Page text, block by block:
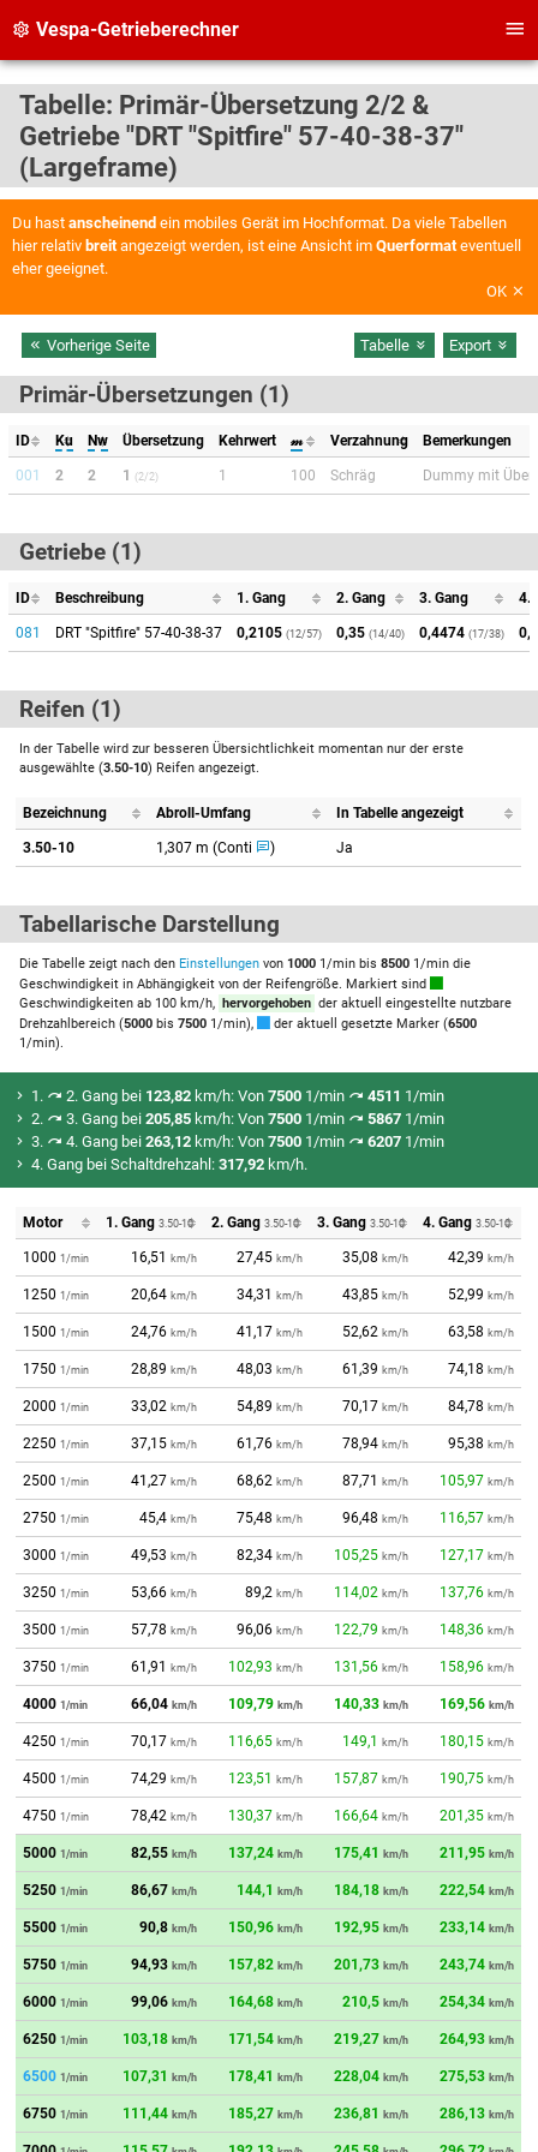
Vespa-Getrieberechner
Tabelle: Primär-Übersetzung 2/2 &
Getriebe "DRT "Spitfire" 57-40-38-37"
(Largeframe)
Du hast anscheinend ein mobiles Gerät im Hochformat. Da viele Tabellen
hier relativ breitangezeigt werden, ist eine Ansicht im Querformateventuell
eher geeignet.
OK
Vorherige Seite Tabelle Export
Primär-Übersetzungen (1)
ID Ku Nw Übersetzung Kehrwert 𝓂 Verzahnung Bemerkungen
001 2 2 1 (2/2) 1 100 Schräg Dummy mit
Getriebe (1)
ID Beschreibung 1. Gang 2. Gang 3. Gang 4.
081 DRT "Spitfire" 57-40-38-37 0,2105 (12/57) 0,35 (14/40) 0,4474 (17/38)
Reifen (1)
In der Tabelle wird zur besseren Übersichtlichkeit momentan nur der erste
ausgewählte (3.50-10) Reifen angezeigt.
Bezeichnung Abroll-Umfang In Tabelle angezeigt
3.50-10 1,307 m (Conti ) Ja
Tabellarische Darstellung
Die Tabelle zeigt nach den Einstellungen von 1000 1/min bis 8500 1/min die
Geschwindigkeit in Abhängigkeit von der Reifengröße. Markiert sind
Geschwindigkeiten ab 100 km/h, hervorgehoben der aktuell eingestellte nutzbare
Drehzahlbereich (5000 bis 7500 1/min), der aktuell gesetzte Marker (6500
1/min).
1. 2. Gang bei 123,82 km/h: Von 7500 1/min 4511 1/min
2.
3. Gang bei 205,85 km/h: Von 7500 1/min 5867 1/min
3.
4. Gang bei 263,12 km/h: Von 7500 1/min 6207 1/min
4. Gang bei Schaltdrehzahl: 317,92 km/h.
Motor 1. Gang3.50-10 2. Gang3.50-10 3. Gang3.50-10 4. Gang3.50-10
10001/min 16,51km/h 27,45km/h 35,08km/h 42,39km/h
12501/min 20,64km/h 34,31km/h 43,85km/h 52,99km/h
15001/min 24,76km/h 41,17km/h 52,62km/h 63,58km/h
17501/min 28,89km/h 48,03km/h 61,39km/h 74,18km/h
20001/min 33,02km/h 54,89km/h 70,17km/h 84,78km/h
22501/min 37,15km/h 61,76km/h 78,94km/h 95,38km/h
25001/min 41,27km/h 68,62km/h 87,71km/h 105,97 km/h
27501/min 45,4km/h 75,48km/h 96,48km/h 116,57 km/h
30001/min 49,53km/h 82,34km/h 105,25 km/h 127,17 km/h
32501/min 53,66km/h 89,2km/h 114,02 km/h 137,76 km/h
35001/min 57,78km/h 96,06km/h 122,79 km/h 148,36 km/h
37501/min 61,91km/h 102,93 km/h 131,56 km/h 158,96 km/h
40001/min 66,04km/h 109,79 km/h 140,33 km/h 169,56 km/h
42501/min 70,17km/h 116,65 km/h 149,1 km/h 180,15 km/h
45001/min 74,29km/h 123,51 km/h 157,87 km/h 190,75 km/h
47501/min 78,42km/h 130,37 km/h 166,64 km/h 201,35 km/h
50001/min 82,55km/h 137,24 km/h 175,41 km/h 211,95 km/h
52501/min 86,67km/h 144,1 km/h 184,18 km/h 222,54 km/h
55001/min 90,8km/h 150,96 km/h 192,95 km/h 233,14 km/h
57501/min 94,93km/h 157,82 km/h 201,73 km/h 243,74 km/h
60001/min 99,06km/h 164,68 km/h 210,5 km/h 254,34 km/h
62501/min 103,18 km/h 171,54 km/h 219,27 km/h 264,93 km/h
65001/min 107,31 km/h 178,41 km/h 228,04 km/h 275,53 km/h
67501/min 111,44 km/h 185,27 km/h 236,81 km/h 286,13 km/h